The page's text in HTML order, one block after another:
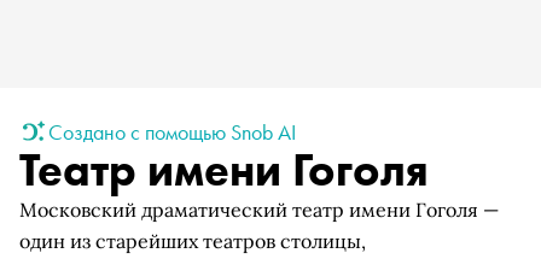
Создано с помощью Snob AI
Театр имени Гоголя
Московский драматический театр имени Гоголя —
один из старейших театров столицы,